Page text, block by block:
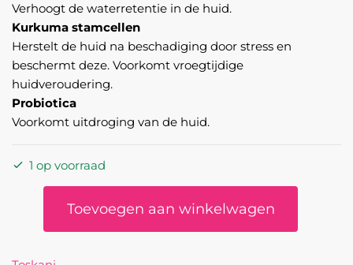
Verhoogt de waterretentie in de huid.
Kurkuma stamcellen
Herstelt de huid na beschadiging door stress en
beschermt deze. Voorkomt vroegtijdige
huidveroudering.
Probiotica
Voorkomt uitdroging van de huid.
1 op voorraad
intensive
Toevoegen aan winkelwagen